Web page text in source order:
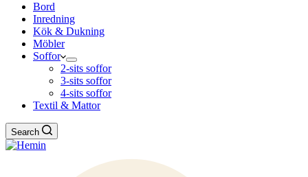
Bord
Inredning
Kök & Dukning
Möbler
Soffor
2-sits soffor
3-sits soffor
4-sits soffor
Textil & Mattor
Search